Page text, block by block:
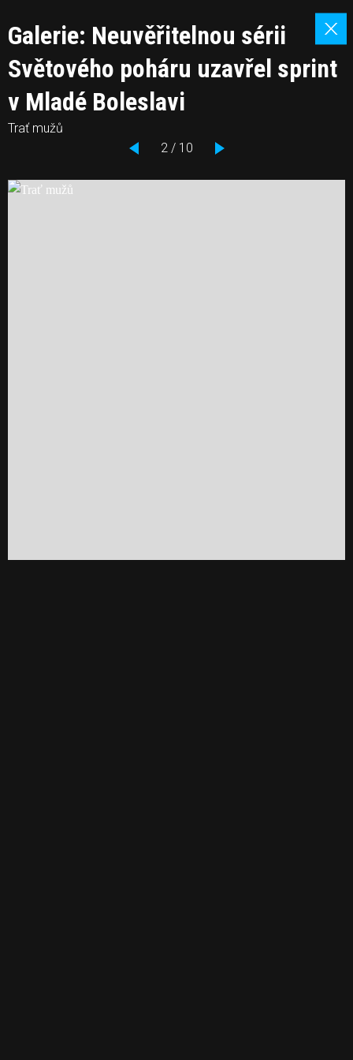
Galerie: Neuvěřitelnou sérii
Světového poháru uzavřel sprint
v Mladé Boleslavi
Trať mužů
2 / 10